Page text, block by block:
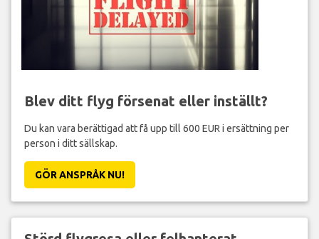
Blev ditt flyg försenat eller inställt?
Du kan vara berättigad att få upp till 600 EUR i ersättning per
person i ditt sällskap.
GÖR ANSPRÅK NU!